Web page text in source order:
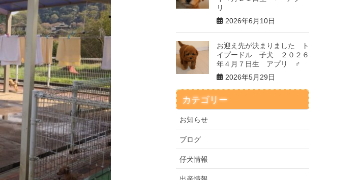
リ
2026年6月10日
お迎え先が決まりました ト
イプードル 子犬 ２０２６
年４月７日生 アプリ ♂
2026年5月29日
カテゴリー
お知らせ
ブログ
仔犬情報